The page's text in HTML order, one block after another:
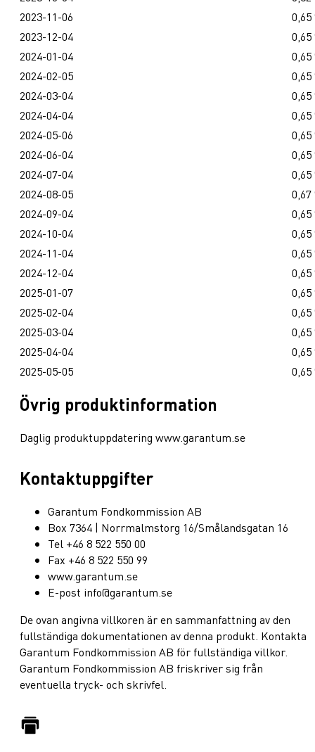
2023-11-06
0,65
2023-12-04
0,65
2024-01-04
0,65
2024-02-05
0,65
2024-03-04
0,65
2024-04-04
0,65
2024-05-06
0,65
2024-06-04
0,65
2024-07-04
0,65
2024-08-05
0,67
2024-09-04
0,65
2024-10-04
0,65
2024-11-04
0,65
2024-12-04
0,65
2025-01-07
0,65
2025-02-04
0,65
2025-03-04
0,65
2025-04-04
0,65
2025-05-05
0,65
Övrig produktinformation
Daglig produktuppdatering www.garantum.se
Kontaktuppgifter
Garantum Fondkommission AB
Box 7364 | Norrmalmstorg 16/Smålandsgatan 16
Tel +46 8 522 550 00
Fax +46 8 522 550 99
www.garantum.se
E-post info@garantum.se
De ovan angivna villkoren är en sammanfattning av den
fullständiga dokumentationen av denna produkt. Kontakta
Garantum Fondkommission AB för fullständiga villkor.
Garantum Fondkommission AB friskriver sig från
eventuella tryck- och skrivfel.